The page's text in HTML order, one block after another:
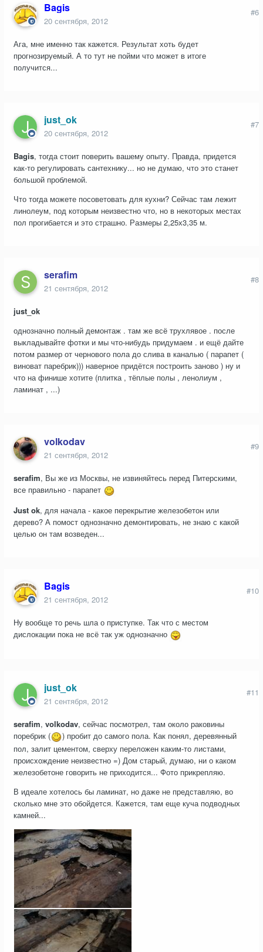
Bagis
20 сентября, 2012
#6
Ага, мне именно так кажется. Результат хоть будет
прогнозируемый. А то тут не пойми что может в итоге
получится...
just_ok
20 сентября, 2012
#7
Bagis, тогда стоит поверить вашему опыту. Правда, придется
как-то регулировать сантехнику... но не думаю, что это станет
большой проблемой.
Что тогда можете посоветовать для кухни? Сейчас там лежит
линолеум, под которым неизвестно что, но в некоторых местах
пол прогибается и это страшно. Размеры 2,25х3,35 м.
serafim
21 сентября, 2012
#8
just_ok
однозначно полный демонтаж . там же всё трухлявое . после
выкладывайте фотки и мы что-нибудь придумаем . и ещё дайте
потом размер от чернового пола до слива в каналью ( парапет (
виноват паребрик))) наверное придётся построить заново ) ну и
что на финише хотите (плитка , тёплые полы , ленолиум ,
ламинат , ...)
volkodav
21 сентября, 2012
#9
serafim, Вы же из Москвы, не извиняйтесь перед Питерскими,
все правильно - парапет
Just ok, для начала - какое перекрытие железобетон или
дерево? А помост однозначно демонтировать, не знаю с какой
целью он там возведен...
Bagis
21 сентября, 2012
#10
Ну вообще то речь шла о приступке. Так что с местом
дислокации пока не всё так уж однозначно
just_ok
21 сентября, 2012
#11
serafim, volkodav, сейчас посмотрел, там около раковины
поребрик (
) пробит до самого пола. Как понял, деревянный
пол, залит цементом, сверху переложен каким-то листами,
происхождение неизвестно =) Дом старый, думаю, ни о каком
железобетоне говорить не приходится... Фото прикрепляю.
В идеале хотелось бы ламинат, но даже не представляю, во
сколько мне это обойдется. Кажется, там еще куча подводных
камней...